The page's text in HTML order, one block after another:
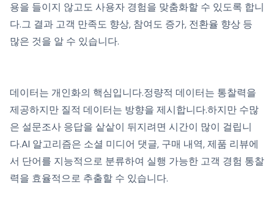
용을 들이지 않고도 사용자 경험을 맞춤화할 수 있도록 합니
다.그 결과 고객 만족도 향상, 참여도 증가, 전환율 향상 등
많은 것을 알 수 있습니다.
데이터는 개인화의 핵심입니다.정량적 데이터는 통찰력을
제공하지만 질적 데이터는 방향을 제시합니다.하지만 수많
은 설문조사 응답을 샅샅이 뒤지려면 시간이 많이 걸립니
다.AI 알고리즘은 소셜 미디어 댓글, 구매 내역, 제품 리뷰에
서 단어를 지능적으로 분류하여 실행 가능한 고객 경험 통찰
력을 효율적으로 추출할 수 있습니다.